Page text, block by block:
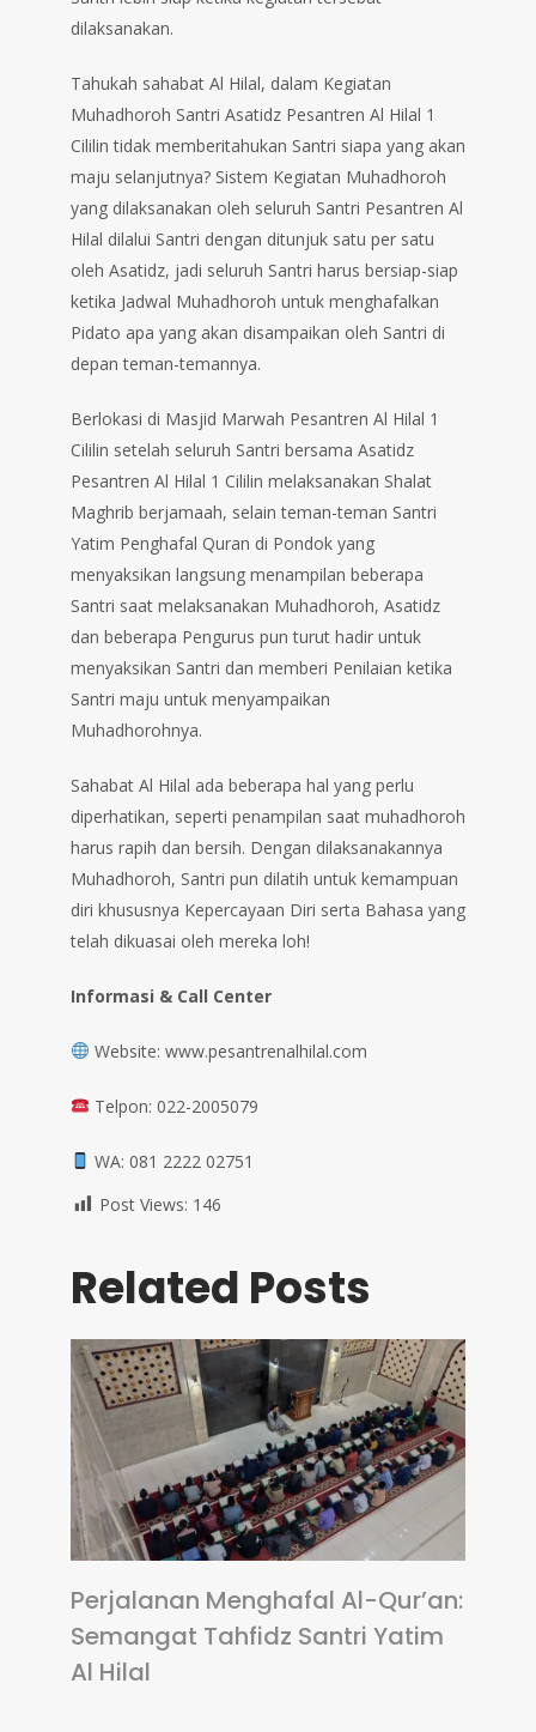
dilaksanakan.
Tahukah sahabat Al Hilal, dalam Kegiatan
Muhadhoroh Santri Asatidz Pesantren Al Hilal 1
Cililin tidak memberitahukan Santri siapa yang akan
maju selanjutnya? Sistem Kegiatan Muhadhoroh
yang dilaksanakan oleh seluruh Santri Pesantren Al
Hilal dilalui Santri dengan ditunjuk satu per satu
oleh Asatidz, jadi seluruh Santri harus bersiap-siap
ketika Jadwal Muhadhoroh untuk menghafalkan
Pidato apa yang akan disampaikan oleh Santri di
depan teman-temannya.
Berlokasi di Masjid Marwah Pesantren Al Hilal 1
Cililin setelah seluruh Santri bersama Asatidz
Pesantren Al Hilal 1 Cililin melaksanakan Shalat
Maghrib berjamaah, selain teman-teman Santri
Yatim Penghafal Quran di Pondok yang
menyaksikan langsung menampilan beberapa
Santri saat melaksanakan Muhadhoroh, Asatidz
dan beberapa Pengurus pun turut hadir untuk
menyaksikan Santri dan memberi Penilaian ketika
Santri maju untuk menyampaikan
Muhadhorohnya.
Sahabat Al Hilal ada beberapa hal yang perlu
diperhatikan, seperti penampilan saat muhadhoroh
harus rapih dan bersih. Dengan dilaksanakannya
Muhadhoroh, Santri pun dilatih untuk kemampuan
diri khususnya Kepercayaan Diri serta Bahasa yang
telah dikuasai oleh mereka loh!
Informasi & Call Center
Website: www.pesantrenalhilal.com
Telpon: 022-2005079
WA: 081 2222 02751
Post Views: 146
Related Posts
Perjalanan Menghafal Al-Qur’an:
Semangat Tahfidz Santri Yatim
Al Hilal